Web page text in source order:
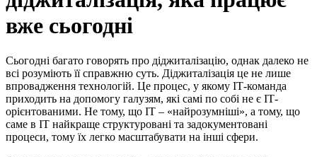
вже сьогодні
Сьогодні багато говорять про діджиталізацію, однак далеко не
всі розуміють її справжню суть. Діджиталізація це не лише
впровадження технологій. Це процес, у якому ІТ-команда
приходить на допомогу галузям, які самі по собі не є ІТ-
орієнтованими. Не тому, що ІТ – «найрозумніші», а тому, що
саме в ІТ найкраще структуровані та задокументовані
процеси, тому їх легко масштабувати на інші сфери.